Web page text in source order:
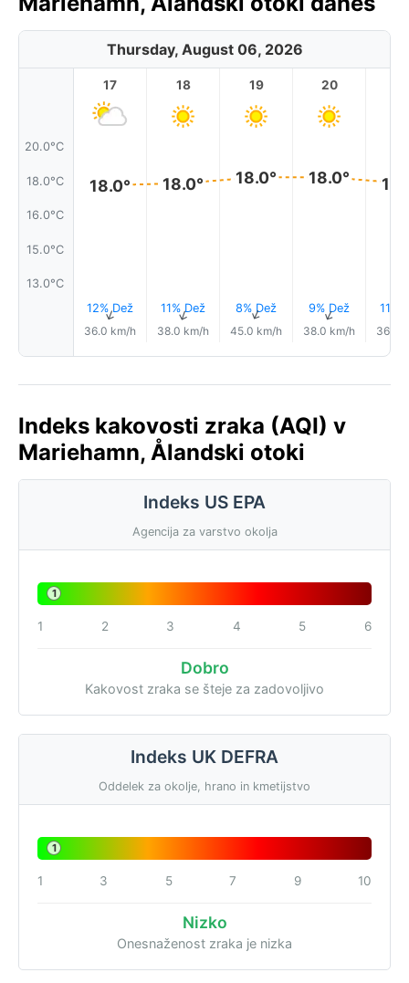
Thursday, August 06, 2026
20.0°C
18.0°C
16.0°C
15.0°C
13.0°C
17
18.0°
12% Dež
↑
36.0 km/h
18
18.0°
11% Dež
↑
38.0 km/h
19
18.0°
8% Dež
↑
45.0 km/h
20
18.0°
9% Dež
↑
38.0 km/h
11%
36.0
Indeks kakovosti zraka (AQI) v
Mariehamn, Ålandski otoki
Indeks US EPA
Agencija za varstvo okolja
1
1 2 3 4 5 6
Dobro
Kakovost zraka se šteje za zadovoljivo
Indeks UK DEFRA
Oddelek za okolje, hrano in kmetijstvo
1
1 3 5 7 9 10
Nizko
Onesnaženost zraka je nizka